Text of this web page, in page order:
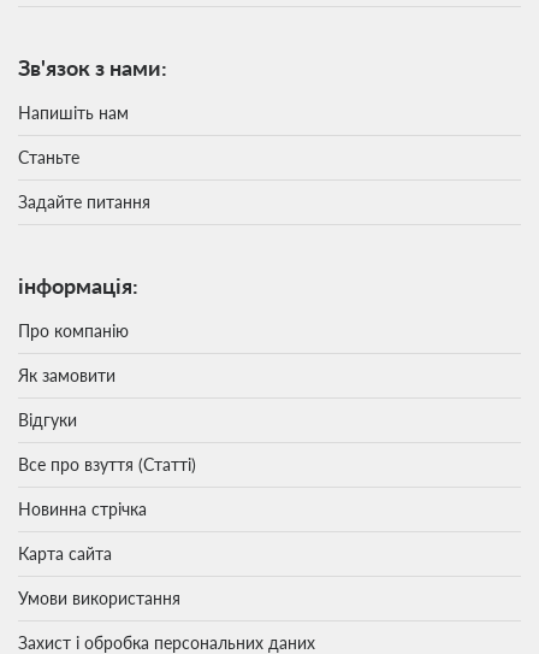
Зв'язок з нами:
Напишіть нам
Станьте
Задайте питання
інформація:
Про компанію
Як замовити
Відгуки
Все про взуття (Статті)
Новинна стрічка
Карта сайта
Умови використання
Захист і обробка персональних даних